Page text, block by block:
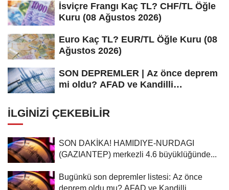
İsviçre Frangı Kaç TL? CHF/TL Öğle
Kuru (08 Ağustos 2026)
Euro Kaç TL? EUR/TL Öğle Kuru (08
Ağustos 2026)
SON DEPREMLER | Az önce deprem
mi oldu? AFAD ve Kandilli
İLGINIZI ÇEKEBILIR
SON DAKİKA! HAMIDIYE-NURDAGI
(GAZIANTEP) merkezli 4.6 büyüklüğünde...
Bugünkü son depremler listesi: Az önce
deprem oldu mu? AFAD ve Kandilli...